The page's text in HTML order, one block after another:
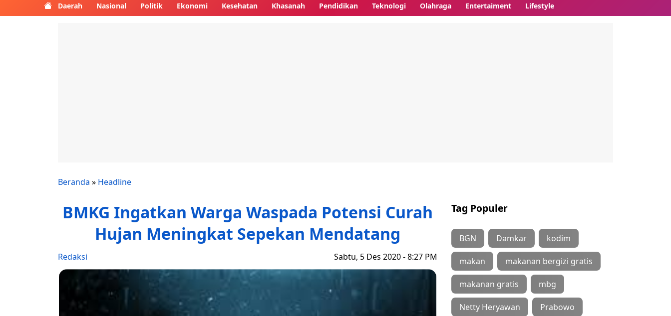
Daerah Nasional Politik Ekonomi Kesehatan Khasanah Pendidikan Teknologi Olahraga Entertaiment Lifestyle
Beranda » Headline
BMKG Ingatkan Warga Waspada Potensi Curah
Hujan Meningkat Sepekan Mendatang
Redaksi Sabtu, 5 Des 2020 - 8:27 PM
Tag Populer
BGN Damkar kodim
makan makanan bergizi gratis
makanan gratis mbg
Netty Heryawan Prabowo